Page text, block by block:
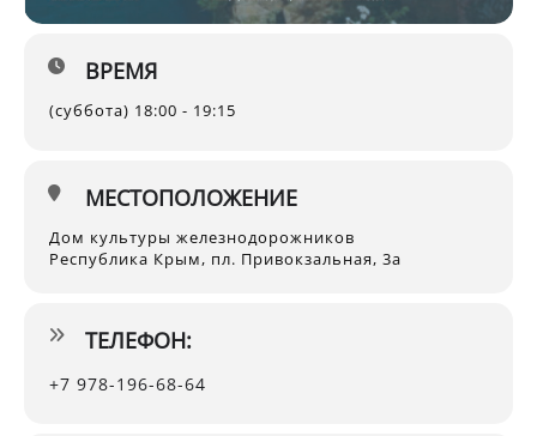
ВРЕМЯ
(суббота) 18:00 - 19:15
МЕСТОПОЛОЖЕНИЕ
Дом культуры железнодорожников
Республика Крым, пл. Привокзальная, 3а
ТЕЛЕФОН:
+7 978-196-68-64